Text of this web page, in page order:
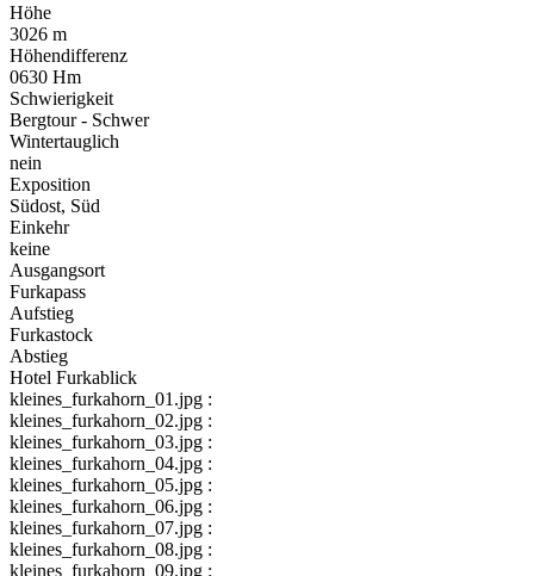
Höhe
3026 m
Höhendifferenz
0630 Hm
Schwierigkeit
Bergtour - Schwer
Wintertauglich
nein
Exposition
Südost, Süd
Einkehr
keine
Ausgangsort
Furkapass
Aufstieg
Furkastock
Abstieg
Hotel Furkablick
kleines_furkahorn_01.jpg :
kleines_furkahorn_02.jpg :
kleines_furkahorn_03.jpg :
kleines_furkahorn_04.jpg :
kleines_furkahorn_05.jpg :
kleines_furkahorn_06.jpg :
kleines_furkahorn_07.jpg :
kleines_furkahorn_08.jpg :
kleines_furkahorn_09.jpg :